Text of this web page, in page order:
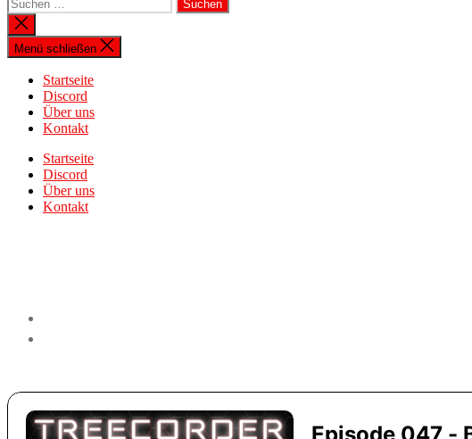
nach:
Suche
schließen
Menü schließen
Startseite
Discord
Über uns
Kontakt
Startseite
Discord
Über uns
Kontakt